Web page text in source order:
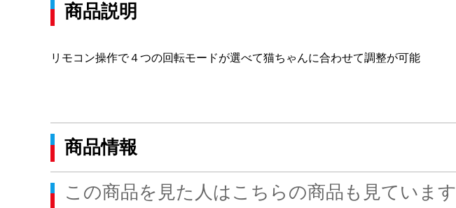
商品説明
リモコン操作で４つの回転モードが選べて猫ちゃんに合わせて調整が可能
商品情報
この商品を見た人はこちらの商品も見ています